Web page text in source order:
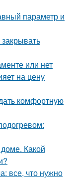
параметр и
или нет
на цену
комфортную
Какой
все, что нужно